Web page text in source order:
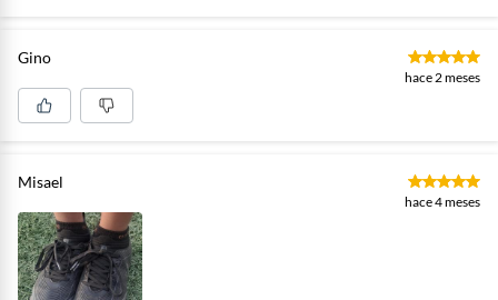
Gino
hace 2 meses
Misael
hace 4 meses